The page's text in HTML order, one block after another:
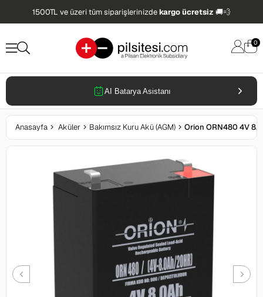
1500TL ve üzeri tüm siparişlerinizdekargo ücretsiz 🚚💨
0
AI Batarya Asistanı
Anasayfa Aküler Bakımsız Kuru Akü (AGM) Orion ORN480 4V